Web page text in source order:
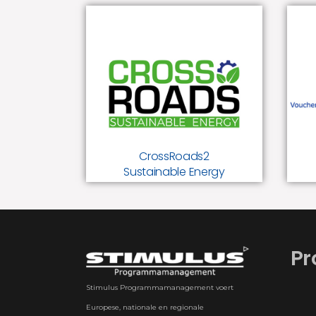
CrossRoads2
Sustainable Energy
CrossRoads2
Sustainable Energy
Grensoverschrijdende
innovatiekansen voor MKB /
KMO in energie & klimaat.
Stimulus Programmamanagement voert
Europese, nationale en regionale